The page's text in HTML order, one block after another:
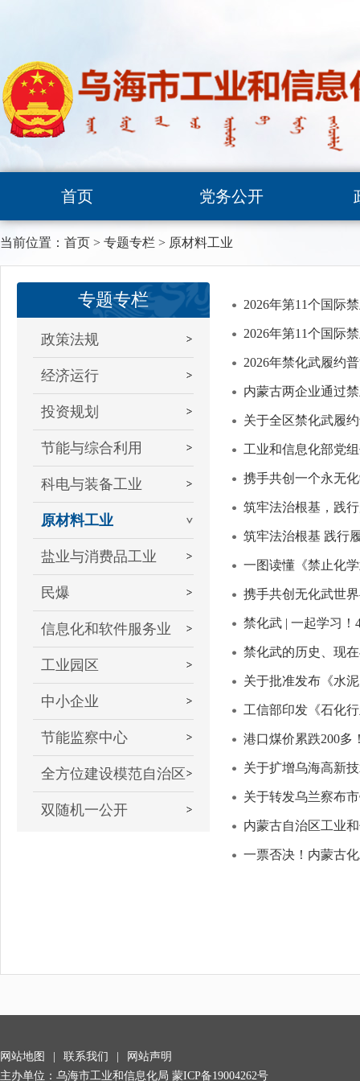
首页 党务公开
当前位置： 首页 > 专题专栏 > 原材料工业
专题专栏
政策法规
经济运行
投资规划
节能与综合利用
科电与装备工业
原材料工业
盐业与消费品工业
民爆
信息化和软件服务业
工业园区
中小企业
节能监察中心
全方位建设模范自治区
双随机一公开
2026年第11个国际
2026年第11个国际
2026年禁化武履约
内蒙古两企业通过
关于全区禁化武履
工业和信息化部党
携手共创一个永无
筑牢法治根基，践
筑牢法治根基 践行
一图读懂《禁止化
携手共创无化武世
禁化武 | 一起学习！
禁化武的历史、现
关于批准发布《水
工信部印发《石化
港口煤价累跌200多
关于扩增乌海高新
关于转发乌兰察布
内蒙古自治区工业
一票否决！内蒙古
网站地图 联系我们
网站声明
主办单位：乌海市工业和信息化局 蒙ICP备19004262号